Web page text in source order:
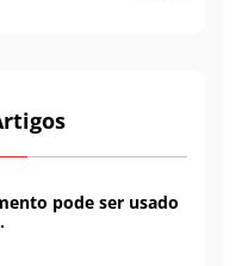
pode ser usado